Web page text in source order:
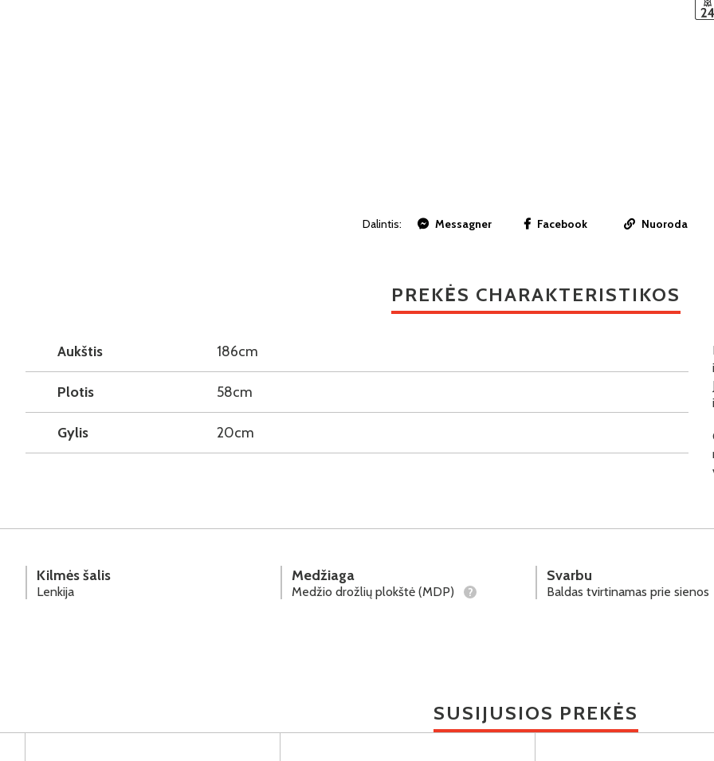
Dalintis: Messagner Facebook Nuoroda
PREKĖS CHARAKTERISTIKOS
Aukštis 186cm
Plotis 58cm
Gylis 20cm
Kilmės šalis
Lenkija
Medžiaga
Medžio drožlių plokštė (MDP) ?
Svarbu
Baldas tvirtinamas prie sienos
SUSIJUSIOS PREKĖS